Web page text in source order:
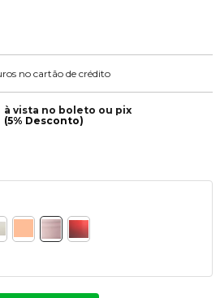
no cartão de crédito
à vista no boleto ou pix
(5% Desconto)